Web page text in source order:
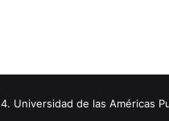
Universidad de las Américas